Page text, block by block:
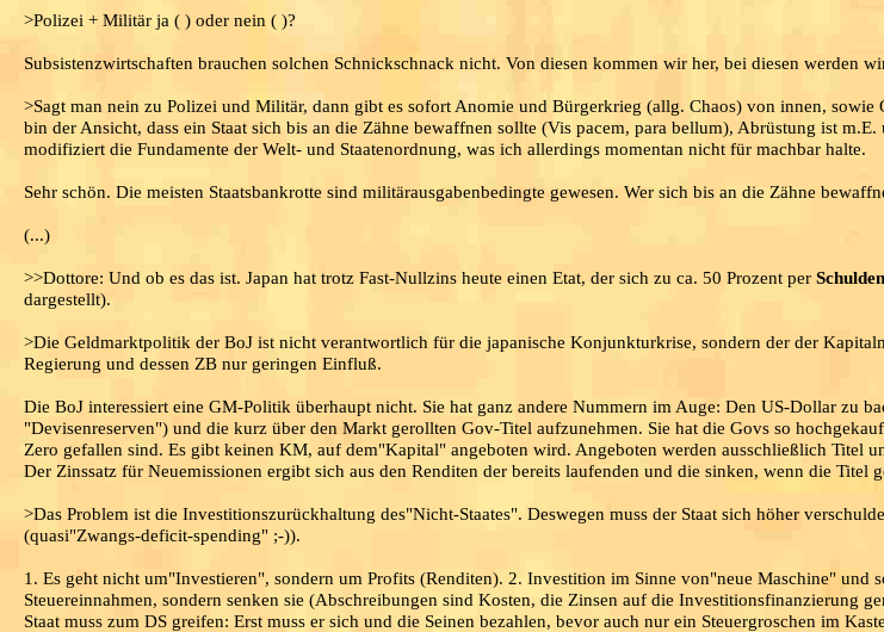
>Polizei + Militär ja ( ) oder nein ( )?
Subsistenzwirtschaften brauchen solchen Schnickschnack nicht. Von diesen kommen wir her, bei diesen werden
>Sagt man nein zu Polizei und Militär, dann gibt es sofort Anomie und Bürgerkrieg (allg. Chaos) von innen, sowie
bin der Ansicht, dass ein Staat sich bis an die Zähne bewaffnen sollte (Vis pacem, para bellum), Abrüstung ist m.E.
modifiziert die Fundamente der Welt- und Staatenordnung, was ich allerdings momentan nicht für machbar halte.
Sehr schön. Die meisten Staatsbankrotte sind militärausgabenbedingte gewesen. Wer sich bis an die Zähne
(...)
>>Dottore: Und ob es das ist. Japan hat trotz Fast-Nullzins heute einen Etat, der sich zu ca. 50 Prozent per
dargestellt).
>Die Geldmarktpolitik der BoJ ist nicht verantwortlich für die japanische Konjunkturkrise, sondern der der
Regierung und dessen ZB nur geringen Einfluß.
Die BoJ interessiert eine GM-Politik überhaupt nicht. Sie hat ganz andere Nummern im Auge: Den US-Dollar zu
"Devisenreserven") und die kurz über den Markt gerollten Gov-Titel aufzunehmen. Sie hat die Govs so
Zero gefallen sind. Es gibt keinen KM, auf dem"Kapital" angeboten wird. Angeboten werden ausschließlich Titel
Der Zinssatz für Neuemissionen ergibt sich aus den Renditen der bereits laufenden und die sinken, wenn die Titel
>Das Problem ist die Investitionszurückhaltung des"Nicht-Staates". Deswegen muss der Staat sich höher
(quasi"Zwangs-deficit-spending" ;-)).
1. Es geht nicht um"Investieren", sondern um Profits (Renditen). 2. Investition im Sinne von"neue Maschine" und
Steuereinnahmen, sondern senken sie (Abschreibungen sind Kosten, die Zinsen auf die Investitionsfinanzierung
Staat muss zum DS greifen: Erst muss er sich und die Seinen bezahlen, bevor auch nur ein Steuergroschen im